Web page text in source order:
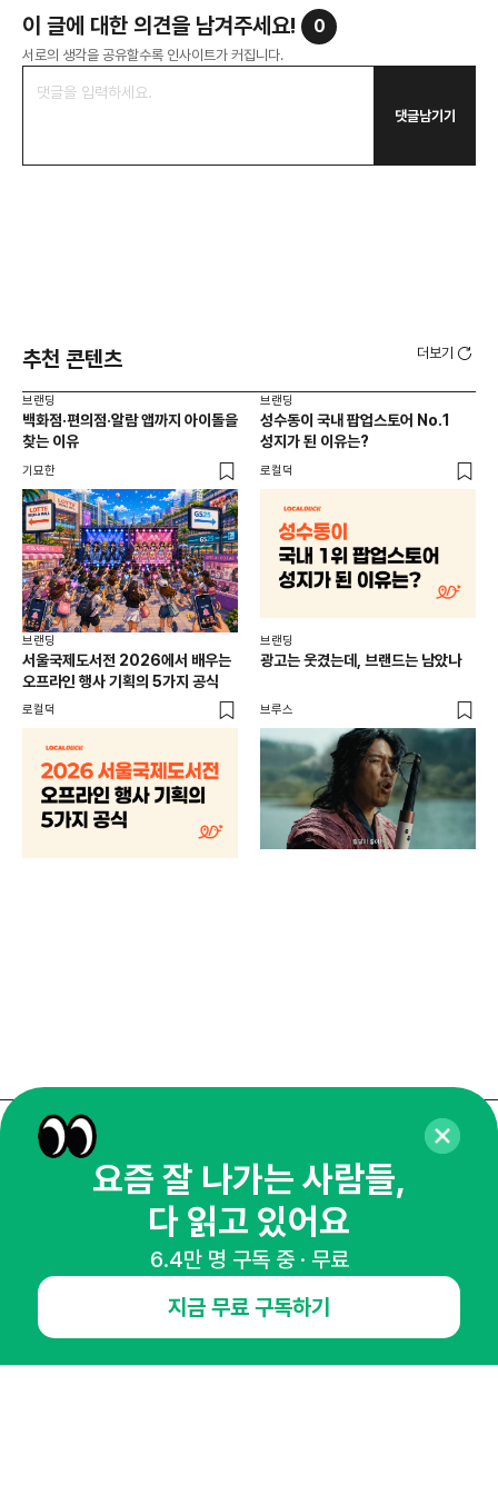
이 글에 대한 의견을 남겨주세요! 0
서로의 생각을 공유할수록 인사이트가 커집니다.
댓글남기기
추천 콘텐츠 더보기
브랜딩
백화점·편의점·알람 앱까지 아이돌을
찾는 이유
기묘한
브랜딩
성수동이 국내 팝업스토어 No.1
성지가 된 이유는?
로컬덕
브랜딩
서울국제도서전 2026에서 배우는
오프라인 행사 기획의 5가지 공식
로컬덕
브랜딩
광고는 웃겼는데, 브랜드는 남았나
브루스
매주 화요일 아침,
마케팅 감각을 깨워 드릴게요!
65,043명의 마케터를 성장시키는 뉴스레터
요즘 잘 나가는 사람들,
다 읽고 있어요
6.4만 명 구독 중 · 무료
지금 무료 구독하기